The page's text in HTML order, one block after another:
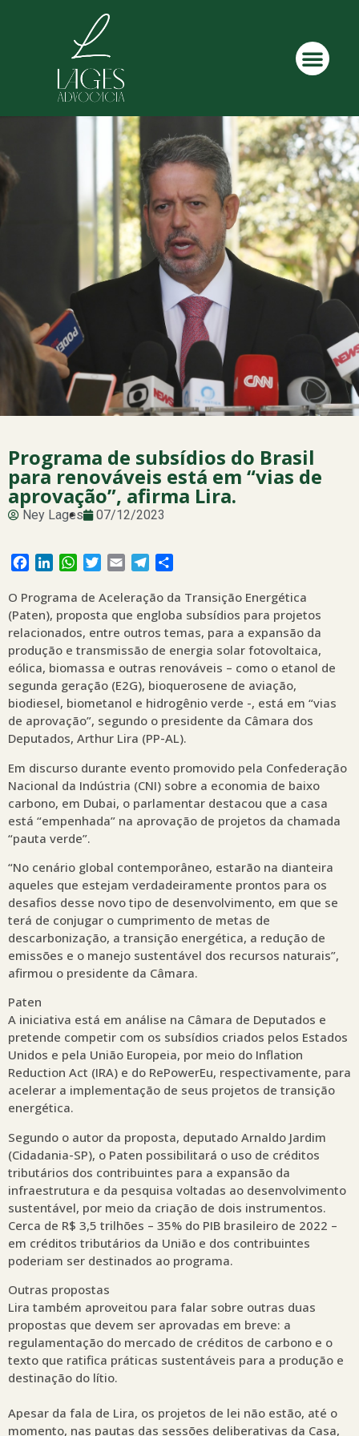
Programa de subsídios do Brasil
para renováveis está em “vias de
aprovação”, afirma Lira.
Ney Lages 07/12/2023
Facebook
LinkedInWhatsApp
Twitter
Email Telegram
O Programa de Aceleração da Transição Energética
(Paten), proposta que engloba subsídios para projetos
relacionados, entre outros temas, para a expansão da
produção e transmissão de energia solar fotovoltaica,
eólica, biomassa e outras renováveis – como o etanol de
segunda geração (E2G), bioquerosene de aviação,
biodiesel, biometanol e hidrogênio verde -, está em “vias
de aprovação”, segundo o presidente da Câmara dos
Deputados, Arthur Lira (PP-AL).
Em discurso durante evento promovido pela Confederação
Nacional da Indústria (CNI) sobre a economia de baixo
carbono, em Dubai, o parlamentar destacou que a casa
está “empenhada” na aprovação de projetos da chamada
“pauta verde”.
“No cenário global contemporâneo, estarão na dianteira
aqueles que estejam verdadeiramente prontos para os
desafios desse novo tipo de desenvolvimento, em que se
terá de conjugar o cumprimento de metas de
descarbonização, a transição energética, a redução de
emissões e o manejo sustentável dos recursos naturais”,
afirmou o presidente da Câmara.
Paten
A iniciativa está em análise na Câmara de Deputados e
pretende competir com os subsídios criados pelos Estados
Unidos e pela União Europeia, por meio do Inflation
Reduction Act (IRA) e do RePowerEu, respectivamente, para
acelerar a implementação de seus projetos de transição
energética.
Segundo o autor da proposta, deputado Arnaldo Jardim
(Cidadania-SP), o Paten possibilitará o uso de créditos
tributários dos contribuintes para a expansão da
infraestrutura e da pesquisa voltadas ao desenvolvimento
sustentável, por meio da criação de dois instrumentos.
Cerca de R$ 3,5 trilhões – 35% do PIB brasileiro de 2022 –
em créditos tributários da União e dos contribuintes
poderiam ser destinados ao programa.
Outras propostas
Lira também aproveitou para falar sobre outras duas
propostas que devem ser aprovadas em breve: a
regulamentação do mercado de créditos de carbono e o
texto que ratifica práticas sustentáveis para a produção e
destinação do lítio.
Apesar da fala de Lira, os projetos de lei não estão, até o
momento, nas pautas das sessões deliberativas da Casa,